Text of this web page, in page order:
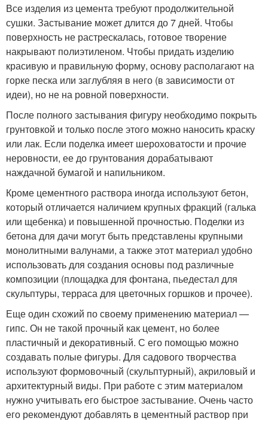
Все изделия из цемента требуют продолжительной
сушки. Застывание может длится до 7 дней. Чтобы
поверхность не растрескалась, готовое творение
накрывают полиэтиленом. Чтобы придать изделию
красивую и правильную форму, основу располагают на
горке песка или заглубляя в него (в зависимости от
идеи), но не на ровной поверхности.
После полного застывания фигуру необходимо покрыть
грунтовкой и только после этого можно наносить краску
или лак. Если поделка имеет шероховатости и прочие
неровности, ее до грунтования дорабатывают
наждачной бумагой и напильником.
Кроме цементного раствора иногда используют бетон,
который отличается наличием крупных фракций (галька
или щебенка) и повышенной прочностью. Поделки из
бетона для дачи могут быть представлены крупными
монолитными валунами, а также этот материал удобно
использовать для создания основы под различные
композиции (площадка для фонтана, пьедестал для
скульптуры, терраса для цветочных горшков и прочее).
Еще один схожий по своему применению материал —
гипс. Он не такой прочный как цемент, но более
пластичный и декоративный. С его помощью можно
создавать полые фигуры. Для садового творчества
используют формовочный (скульптурный), акриловый и
архитектурный виды. При работе с этим материалом
нужно учитывать его быстрое застывание. Очень часто
его рекомендуют добавлять в цементный раствор при